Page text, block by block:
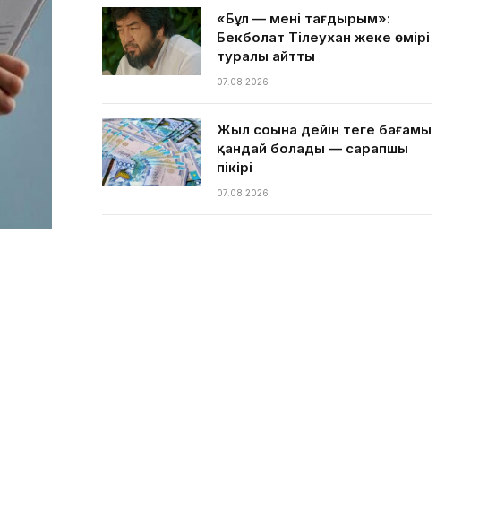
«Бұл — менің тағдырым»:
Бекболат Тілеухан жеке өмірі
туралы айтты
07.08.2026
Жыл соңына дейін теңге бағамы
қандай болады — сарапшы
пікірі
07.08.2026